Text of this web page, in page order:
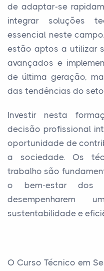
de adaptar-se
integrar soluções
essencial neste
estão aptos a utilizar
avançados e
de última geração,
das tendências do
Investir nesta
decisão profissional
oportunidade de
a sociedade. Os
trabalho são
o bem-estar dos
sustentabilidade e
O Curso Técnico em